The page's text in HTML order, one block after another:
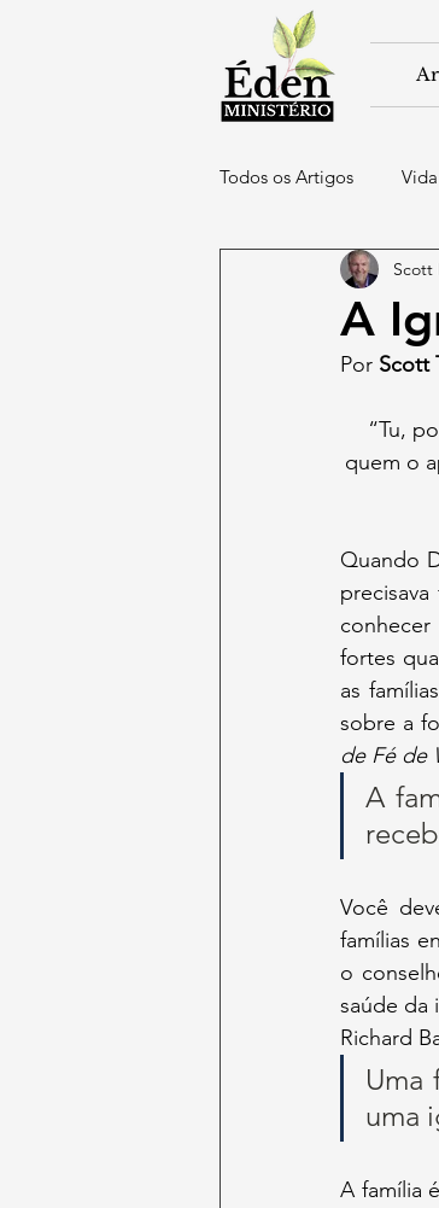
Todos os Artigos
Igreja & Liderança
A
Scott
Por Scott
“Tu,
quem o
Quando
fortes
as
sobre a
de Fé de
A
Você
famílias
o
saúde da
Richard
Uma
uma
A família